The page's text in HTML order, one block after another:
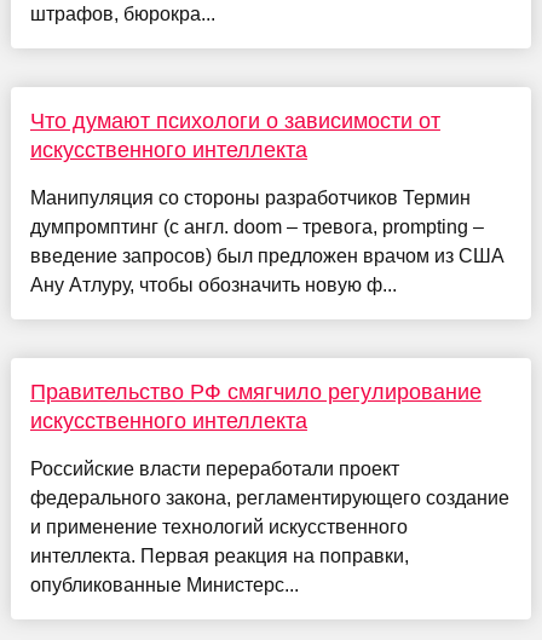
штрафов, бюрокра...
Что думают психологи о зависимости от
искусственного интеллекта
Манипуляция со стороны разработчиков Термин
думпромптинг (с англ. doom – тревога, prompting –
введение запросов) был предложен врачом из США
Ану Атлуру, чтобы обозначить новую ф...
Правительство РФ смягчило регулирование
искусственного интеллекта
Российские власти переработали проект
федерального закона, регламентирующего создание
и применение технологий искусственного
интеллекта. Первая реакция на поправки,
опубликованные Министерс...